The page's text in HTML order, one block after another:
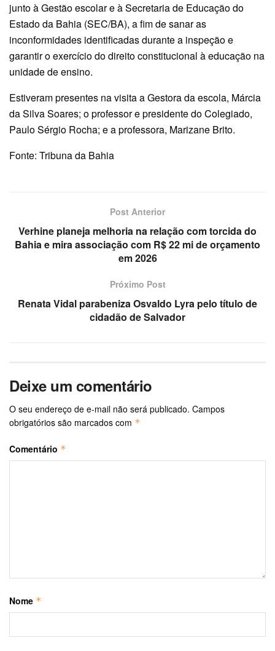
junto à Gestão escolar e à Secretaria de Educação do
Estado da Bahia (SEC/BA), a fim de sanar as
inconformidades identificadas durante a inspeção e
garantir o exercício do direito constitucional à educação na
unidade de ensino.
Estiveram presentes na visita a Gestora da escola, Márcia
da Silva Soares; o professor e presidente do Colegiado,
Paulo Sérgio Rocha; e a professora, Marizane Brito.
Fonte: Tribuna da Bahia
Post Anterior
Verhine planeja melhoria na relação com torcida do
Bahia e mira associação com R$ 22 mi de orçamento
em 2026
Próximo Post
Renata Vidal parabeniza Osvaldo Lyra pelo título de
cidadão de Salvador
Deixe um comentário
O seu endereço de e-mail não será publicado. Campos
obrigatórios são marcados com *
Comentário *
Nome *